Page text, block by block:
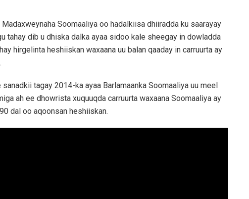
Soomaaliya oo hadalkiisa dhiiradda ku saarayay
tahay dib u dhiska dalka ayaa sidoo kale sheegay in dowladda
hirgelinta heshiiskan waxaana uu balan qaaday in carruurta ay
tagay 2014-ka ayaa Barlamaanka Soomaaliya uu meel
ah ee dhowrista xuquuqda carruurta waxaana Soomaaliya ay
dal oo aqoonsan heshiiskan.